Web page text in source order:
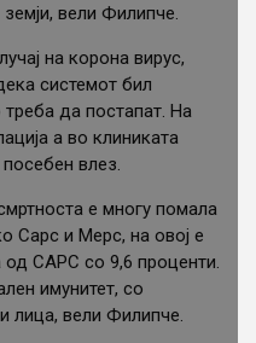
вели Филипче.
на корона вирус,
системот бил
треба да постапат. На
а во клиниката
влез.
е многу помала
Сарс и Мерс, на овој е
од САРС со 9,6 проценти.
имунитет, со
лица, вели Филипче.